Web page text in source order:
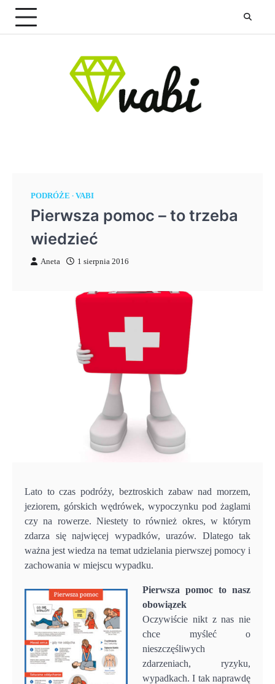
Skip
content
PODRÓŻE VABI
Pierwsza pomoc – to trzeba
wiedzieć
Aneta 1 sierpnia 2016
Lato to czas podróży, beztroskich zabaw nad morzem,
jeziorem, górskich wędrówek, wypoczynku pod żaglami
czy na rowerze. Niestety to również okres, w którym
zdarza się najwięcej wypadków, urazów. Dlatego tak
ważna jest wiedza na temat udzielania pierwszej pomocy i
zachowania w miejscu wypadku.
Pierwsza pomoc to nasz
obowiązek
Oczywiście nikt z nas nie
chce myśleć o
nieszczęśliwych
zdarzeniach, ryzyku,
wypadkach. I tak naprawdę